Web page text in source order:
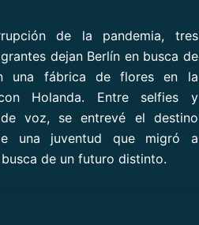
de la pandemia, tres
dejan Berlín en busca de
una fábrica de flores en la
Holanda. Entre selfies y
de voz, se entrevé el destino
una juventud que migró a
de un futuro distinto.